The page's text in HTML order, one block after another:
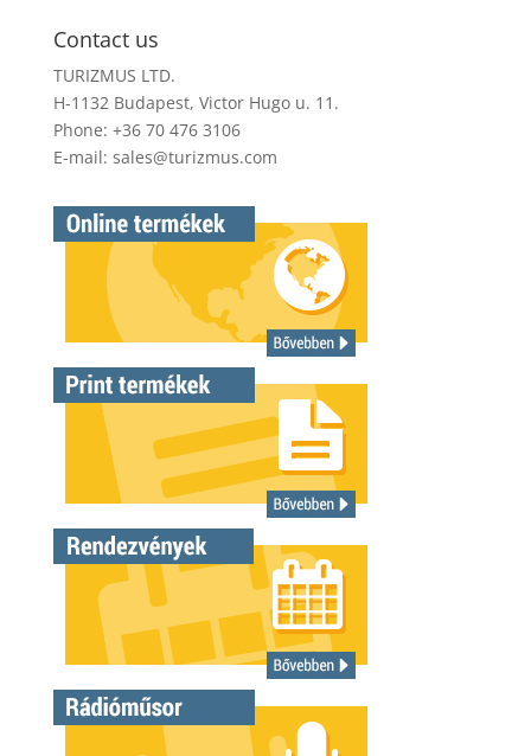
Contact us
TURIZMUS LTD.
H-1132 Budapest, Victor Hugo u. 11.
Phone: +36 70 476 3106
E-mail: sales@turizmus.com